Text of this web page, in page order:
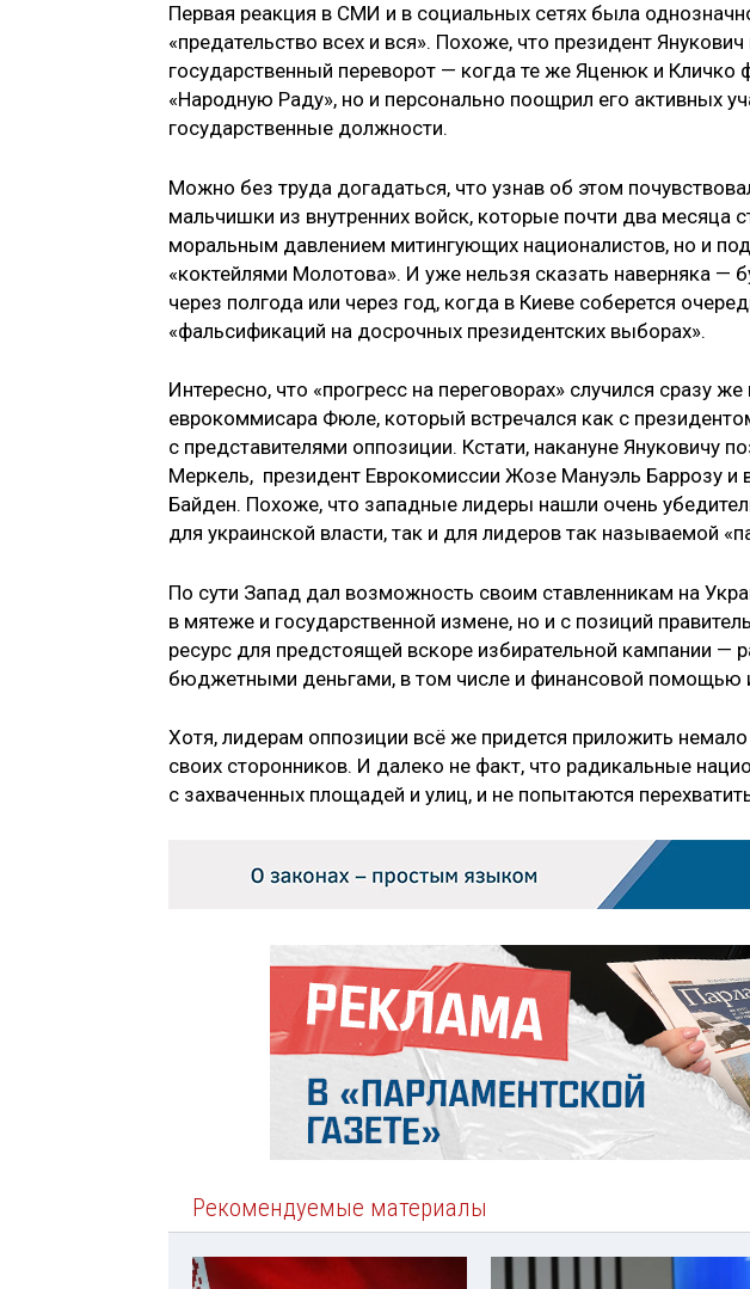
Первая реакция в СМИ и в социальных сетях была
«предательство всех и вся». Похоже, что президент
государственный переворот — когда те же Яценюк и
«Народную Раду», но и персонально поощрил его активных
государственные должности.
Можно без труда догадаться, что узнав об этом
мальчишки из внутренних войск, которые почти два месяца
моральным давлением митингующих националистов, но и
«коктейлями Молотова». И уже нельзя сказать наверняка —
через полгода или через год, когда в Киеве соберется
«фальсификаций на досрочных президентских выборах».
Интересно, что «прогресс на переговорах» случился сразу
еврокоммисара Фюле, который встречался как с
с представителями оппозиции. Кстати, накануне Януковичу
Меркель, президент Еврокомиссии Жозе Мануэль Баррозу
Байден. Похоже, что западные лидеры нашли очень
для украинской власти, так и для лидеров так называемой
По сути Запад дал возможность своим ставленникам на
в мятеже и государственной измене, но и с позиций
ресурс для предстоящей вскоре избирательной кампании —
бюджетными деньгами, в том числе и финансовой помощью
Хотя, лидерам оппозиции всё же придется приложить
своих сторонников. И далеко не факт, что радикальные
с захваченных площадей и улиц, и не попытаются
Рекомендуемые материалы